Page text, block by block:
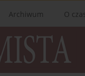
Archiwum O